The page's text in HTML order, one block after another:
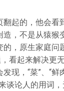
翻起的，他会看
造，不是从猿猴
的，原生家庭问
看起来解决更
现，“菜”、“鲜
谈论人的用词